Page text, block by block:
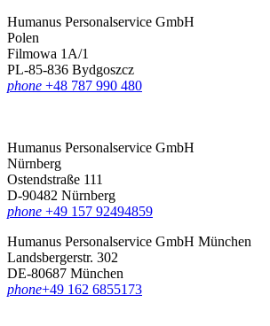
Humanus Personalservice GmbH
Polen
Filmowa 1A/1
PL-85-836 Bydgoszcz
phone +48 787 990 480
Humanus Personalservice GmbH
Nürnberg
Ostendstraße 111
D-90482 Nürnberg
phone +49 157 92494859
Humanus Personalservice GmbH München
Landsbergerstr. 302
DE-80687 München
phone‪+49 162 6855173